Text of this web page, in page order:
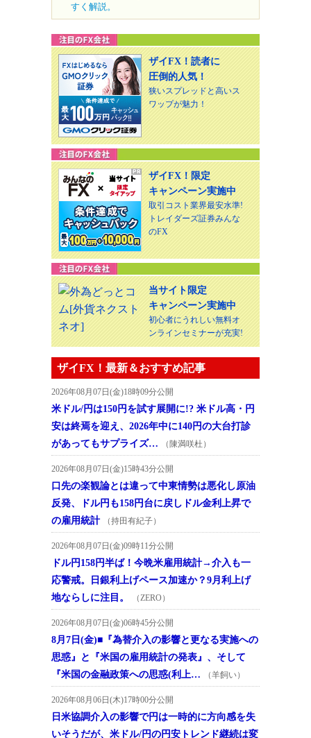
すく解説。
ザイFX！読者に
圧倒的人気！
狭いスプレッドと高いス
ワップが魅力！
ザイFX！限定
キャンペーン実施中
取引コスト業界最安水準!
トレイダーズ証券みんな
のFX
当サイト限定
キャンペーン実施中
初心者にうれしい無料オ
ンラインセミナーが充実!
ザイFX！最新＆おすすめ記事
2026年08月07日(金)18時09分公開
米ドル/円は150円を試す展開に!? 米ドル高・円
安は終焉を迎え、2026年中に140円の大台打診
があってもサプライズ…
（陳満咲杜）
2026年08月07日(金)15時43分公開
口先の楽観論とは違って中東情勢は悪化し原油
反発、ドル円も158円台に戻しドル金利上昇で
の雇用統計
（持田有紀子）
2026年08月07日(金)09時11分公開
ドル円158円半ば！今晩米雇用統計→介入も一
応警戒。日銀利上げペース加速か？9月利上げ
地ならしに注目。
（ZERO）
2026年08月07日(金)06時45分公開
8月7日(金)■『為替介入の影響と更なる実施への
思惑』と『米国の雇用統計の発表』、そして
『米国の金融政策への思惑(利上…
（羊飼い）
2026年08月06日(木)17時00分公開
日米協調介入の影響で円は一時的に方向感を失
いそうだが、米ドル/円の円安トレンド継続は変